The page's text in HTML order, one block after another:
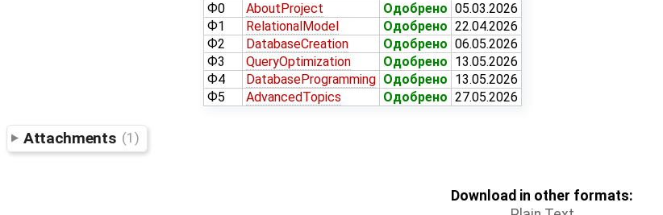
Ф0
AboutProject Одобрено 05.03.2026
Ф1
RelationalModel Одобрено 22.04.2026
Ф2
DatabaseCreation Одобрено 06.05.2026
Ф3
QueryOptimization Одобрено 13.05.2026
Ф4
DatabaseProgramming Одобрено 13.05.2026
Ф5
AdvancedTopics Одобрено 27.05.2026
Attachments (1)
Download in other formats: